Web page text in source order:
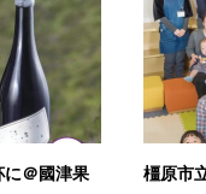
に＠國津果
橿原市